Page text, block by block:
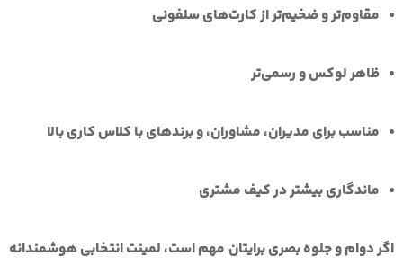
مقاوم‌تر و ضخیم‌تر از کارت‌های سلفونی
ظاهر لوکس و رسمی‌تر
مناسب برای مدیران، مشاوران، و برندهای با کلاس کاری بالا
ماندگاری بیشتر در کیف مشتری
اگر دوام و جلوه بصری برایتان مهم است، لمینت انتخابی هوشمندانه